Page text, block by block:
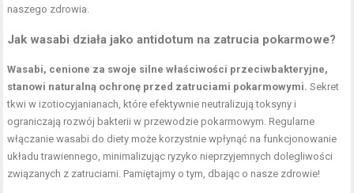
naszego zdrowia.
Jak wasabi działa jako antidotum na zatrucia pokarmowe?
Wasabi, cenione za swoje silne właściwości przeciwbakteryjne,
stanowi naturalną ochronę przed zatruciami pokarmowymi. Sekret
tkwi w izotiocyjanianach, które efektywnie neutralizują toksyny i
ograniczają rozwój bakterii w przewodzie pokarmowym. Regularne
włączanie wasabi do diety może korzystnie wpłynąć na funkcjonowanie
układu trawiennego, minimalizując ryzyko nieprzyjemnych dolegliwości
związanych z zatruciami. Pamiętajmy o tym, dbając o nasze zdrowie!